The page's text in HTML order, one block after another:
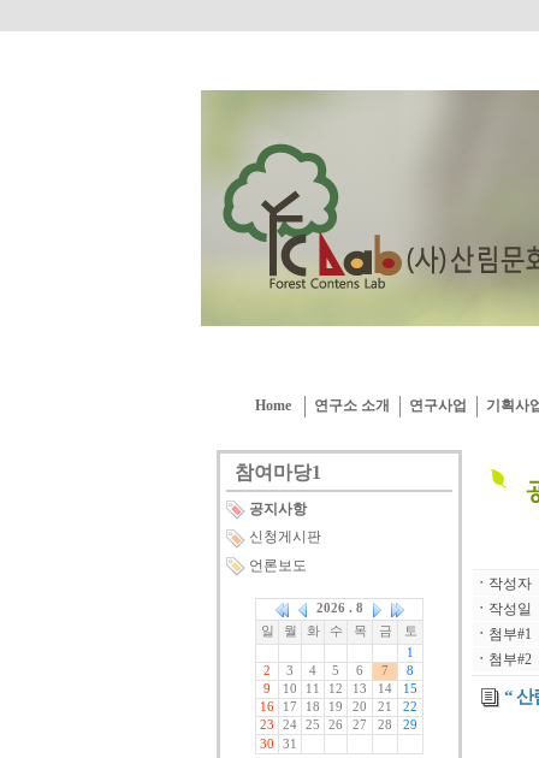
Home 연구소 소개 연구사업 기획사
참여마당1
공지사항
신청게시판
언론보도
ㆍ 작성자
ㆍ 작성일
ㆍ 첨부#1
ㆍ 첨부#2
“ 산